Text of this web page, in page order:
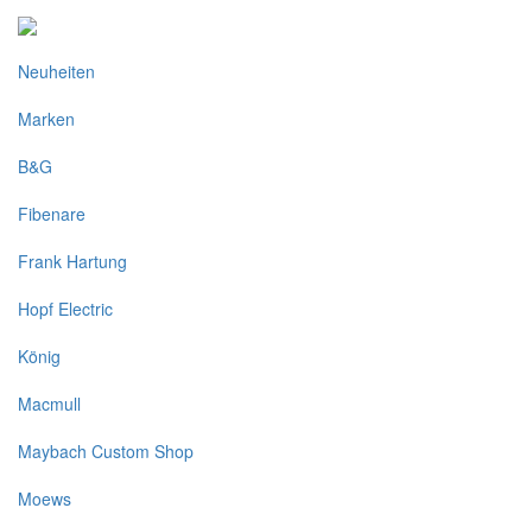
Neuheiten
Marken
B&G
Fibenare
Frank Hartung
Hopf Electric
König
Macmull
Maybach Custom Shop
Moews